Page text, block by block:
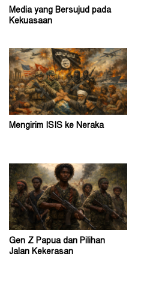
Media yang Bersujud pada
Kekuasaan
Mengirim ISIS ke Neraka
Gen Z Papua dan Pilihan
Jalan Kekerasan